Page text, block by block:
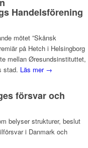
Handelsförening
mötet ”Skånsk
på Hetch i Helsingborg
mellan Øresundsinstituttet,
stad. Läs mer →
försvar och
belyser strukturer, beslut
i Danmark och